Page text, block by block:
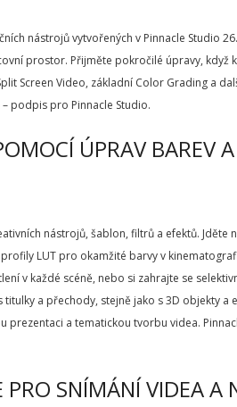
nástrojů vytvořených v Pinnacle Studio
prostor. Přijměte pokročilé úpravy, když
Screen Video, základní Color Grading a
podpis pro Pinnacle Studio.
ÚPRAV BAREV A
nástrojů, šablon, filtrů a efektů. Jděte
LUT pro okamžité barvy v
v každé scéně, nebo si zahrajte se
a přechody, stejně jako s 3D objekty a
a tematickou tvorbu videa.
PRO SNÍMÁNÍ VIDEA A